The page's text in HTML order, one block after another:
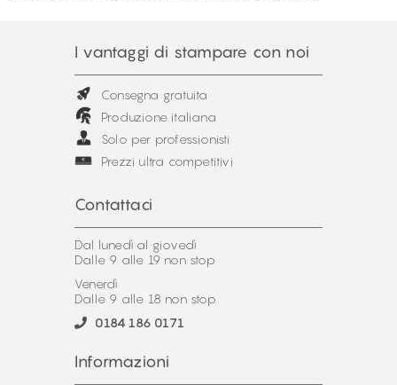
I vantaggi di stampare con noi
Consegna gratuita
Produzione italiana
Solo per professionisti
Prezzi ultra competitivi
Contattaci
Dal lunedì al giovedì
Dalle 9 alle 19 non stop
Venerdì
Dalle 9 alle 18 non stop
0184 186 0171
Informazioni